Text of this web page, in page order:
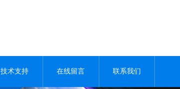
技术支持 在线留言 联系我们